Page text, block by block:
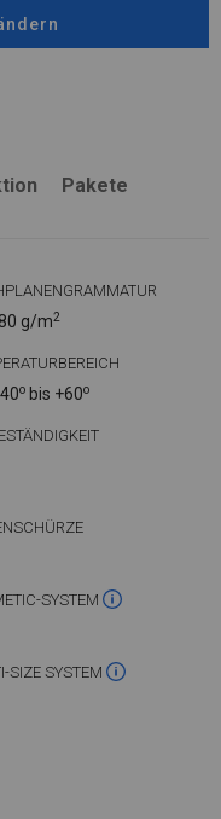
Pakete
g/m2
o bis +60o
SYSTEM
SIZE SYSTEM